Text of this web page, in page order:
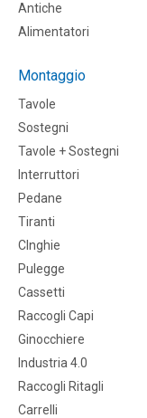
Antiche
Alimentatori
Montaggio
Tavole
Sostegni
Tavole + Sostegni
Interruttori
Pedane
Tiranti
CInghie
Pulegge
Cassetti
Raccogli Capi
Ginocchiere
Industria 4.0
Raccogli Ritagli
Carrelli